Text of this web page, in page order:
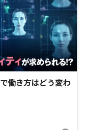
働き方はどう変わ